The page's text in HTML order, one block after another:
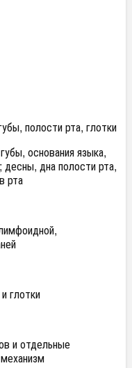
полости рта, глотки
основания языка,
десны, дна полости рта,
рта
глотки
и отдельные